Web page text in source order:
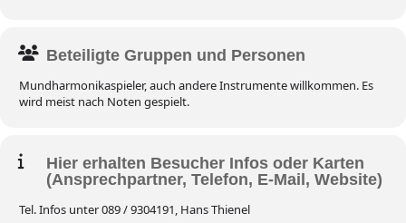
Beteiligte Gruppen und Personen
Mundharmonikaspieler, auch andere Instrumente willkommen. Es
wird meist nach Noten gespielt.
Hier erhalten Besucher Infos oder Karten
(Ansprechpartner, Telefon, E-Mail, Website)
Tel. Infos unter 089 / 9304191, Hans Thienel